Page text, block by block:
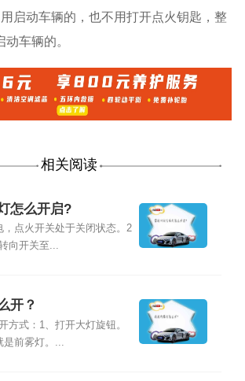
启动车辆的，也不用打开点火钥匙，整
车辆的。
相关阅读
怎么开启?
，点火开关处于关闭状态。2
向开关至...
开？
方式：1、打开大灯旋钮。
前雾灯。...